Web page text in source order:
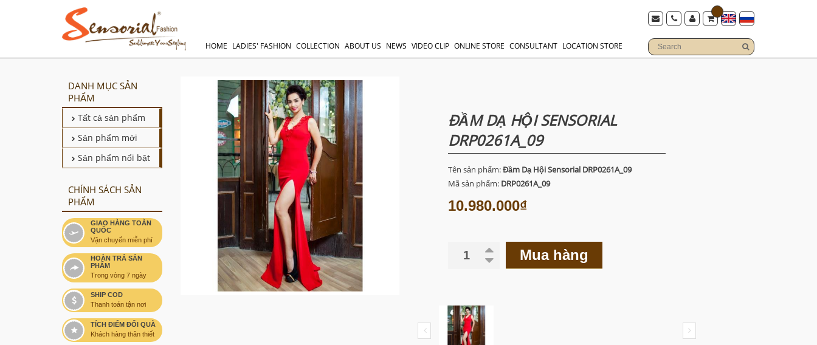
HOME LADIES' FASHION COLLECTION ABOUT US NEWS VIDEO CLIP ONLINE STORE CONSULTANT LOCATION STORE
DANH MỤC SẢN
PHẨM
Tất cả sản phẩm
Sản phẩm mới
Sản phẩm nổi bật
CHÍNH SÁCH SẢN
PHẨM
GIAO HÀNG TOÀN
QUỐC
Vận chuyển miễn phí
HOÀN TRẢ SẢN
PHẨM
Trong vòng 7 ngày
SHIP COD
Thanh toán tận nơi
TÍCH ĐIỂM ĐỔI QUÀ
Khách hàng thân thiết
ĐẦM DẠ HỘI SENSORIAL
DRP0261A_09
Tên sản phẩm:Đầm Dạ Hội Sensorial DRP0261A_09
Mã sản phẩm: DRP0261A_09
10.980.000₫
Mua hàng